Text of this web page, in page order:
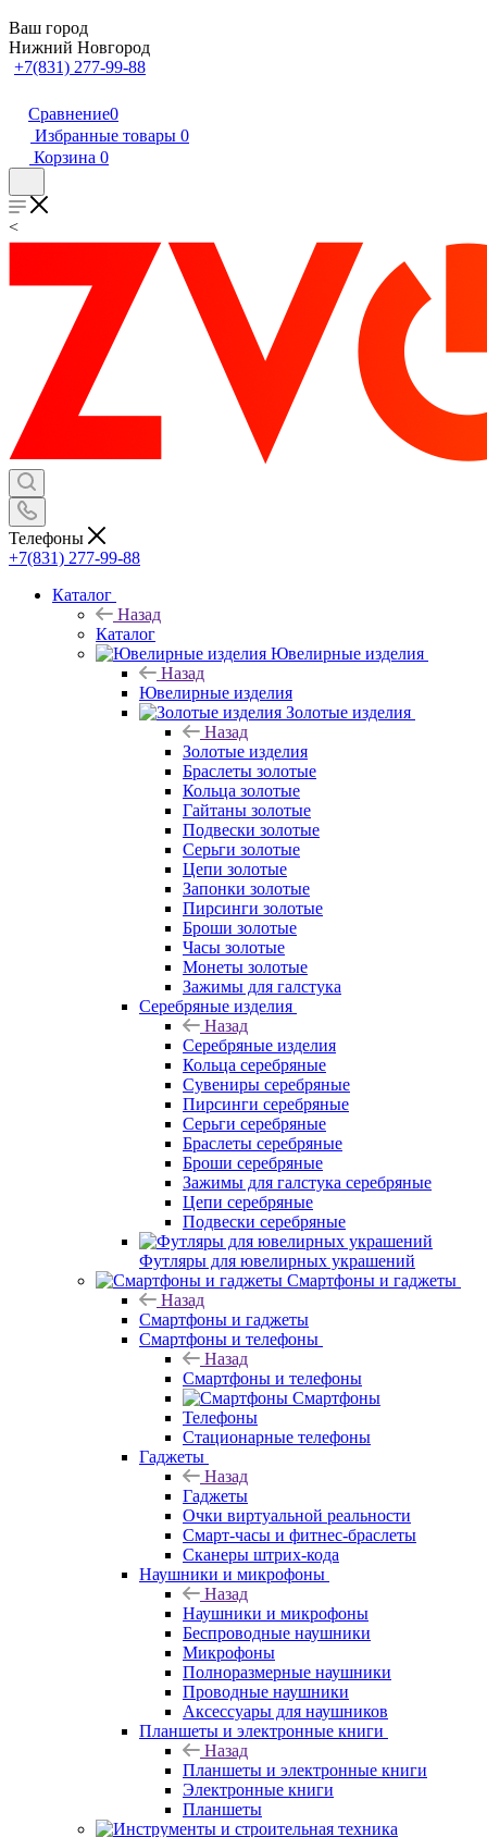
Ваш город
Нижний Новгород
+7(831) 277-99-88
Сравнение0
Избранные товары 0
Корзина 0
<
Телефоны
+7(831) 277-99-88
Каталог
Назад
Каталог
Ювелирные изделия
Назад
Ювелирные изделия
Золотые изделия
Назад
Золотые изделия
Браслеты золотые
Кольца золотые
Гайтаны золотые
Подвески золотые
Серьги золотые
Цепи золотые
Запонки золотые
Пирсинги золотые
Броши золотые
Часы золотые
Монеты золотые
Зажимы для галстука
Серебряные изделия
Назад
Серебряные изделия
Кольца серебряные
Сувениры серебряные
Пирсинги серебряные
Серьги серебряные
Браслеты серебряные
Броши серебряные
Зажимы для галстука серебряные
Цепи серебряные
Подвески серебряные
Футляры для ювелирных украшений
Смартфоны и гаджеты
Назад
Смартфоны и гаджеты
Смартфоны и телефоны
Назад
Смартфоны и телефоны
Смартфоны
Телефоны
Стационарные телефоны
Гаджеты
Назад
Гаджеты
Очки виртуальной реальности
Смарт-часы и фитнес-браслеты
Сканеры штрих-кода
Наушники и микрофоны
Назад
Наушники и микрофоны
Беспроводные наушники
Микрофоны
Полноразмерные наушники
Проводные наушники
Аксессуары для наушников
Планшеты и электронные книги
Назад
Планшеты и электронные книги
Электронные книги
Планшеты